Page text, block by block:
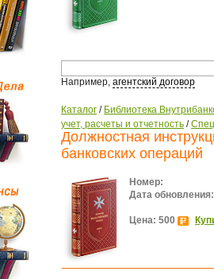
Например, агентский договор
Каталог / Библиотека
учет, расчеты и отчетность /
Должностная
банковских операций
Номер:
Дата обновления:
Цена: 500